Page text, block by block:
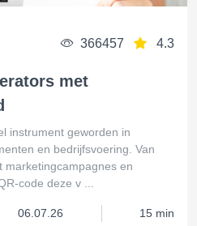
366457 4.3
met
instrument geworden in
en bedrijfsvoering. Van
marketingcampagnes en
code deze v ...
06.07.26 15 min